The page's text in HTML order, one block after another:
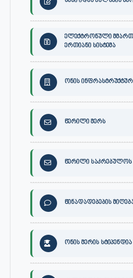
ელექტრონული
ერთიანი სისტემა
ონის
წერილი მერს
წერილი საკრებულოს
წინადადებების
ონის მერის სტიპენდია